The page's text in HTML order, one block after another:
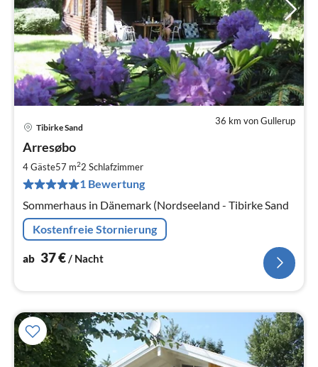
36 km von Gullerup
Tibirke Sand
Arresøbo
4 Gäste57 m22 Schlafzimmer
1 Bewertung
Sommerhaus in Dänemark (Nordseeland - Tibirke Sand
Kostenfreie Stornierung
ab 37€/ Nacht